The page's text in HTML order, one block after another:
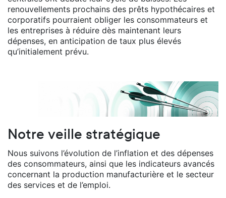
renouvellements prochains des prêts hypothécaires et
corporatifs pourraient obliger les consommateurs et
les entreprises à réduire dès maintenant leurs
dépenses, en anticipation de taux plus élevés
qu’initialement prévu.
Notre veille stratégique
Nous suivons l’évolution de l’inflation et des dépenses
des consommateurs, ainsi que les indicateurs avancés
concernant la production manufacturière et le secteur
des services et de l’emploi.